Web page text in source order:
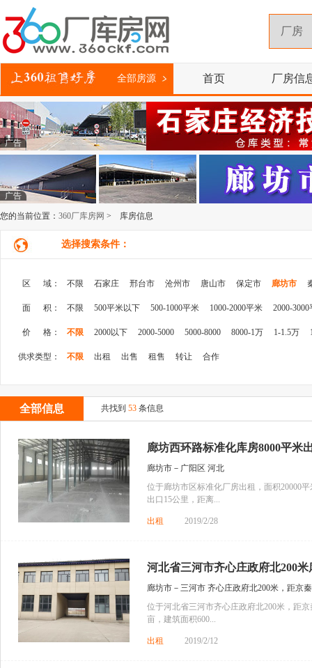
全部房源 首页 厂房信
广告
广告
您的当前位置： 360厂库房网 > 库房信息
选择搜索条件：
区 域： 不限 石家庄 邢台市 沧州市 唐山市 保定市 廊坊市
面 积： 不限 500平米以下 500-1000平米 1000-2000平米 2000-3000
价 格： 不限 2000以下 2000-5000 5000-8000 8000-1万 1-1.5万
供求类型： 不限 出租 出售 租售 转让 合作
全部信息 共找到 53 条信息
廊坊西环路标准化库房8000平米
廊坊市－广阳区 河北
位于廊坊市区标准化厂房出租，面积20000
出口15公里，距离...
出租 2019/2/28
河北省三河市齐心庄政府北200米
廊坊市－三河市 齐心庄政府北200米，距京
位于河北省三河市齐心庄政府北200米，距
亩，建筑面积600...
出租 2019/2/12